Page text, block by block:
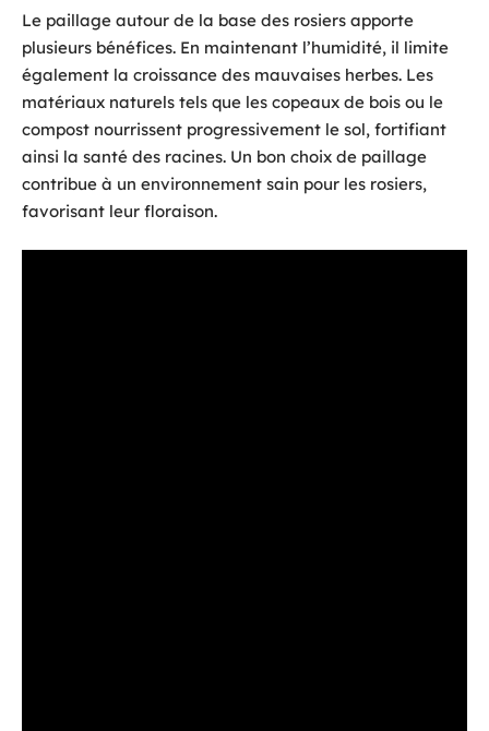
Le paillage autour de la base des rosiers apporte
plusieurs bénéfices. En maintenant l’humidité, il limite
également la croissance des mauvaises herbes. Les
matériaux naturels tels que les copeaux de bois ou le
compost nourrissent progressivement le sol, fortifiant
ainsi la santé des racines. Un bon choix de paillage
contribue à un environnement sain pour les rosiers,
favorisant leur floraison.